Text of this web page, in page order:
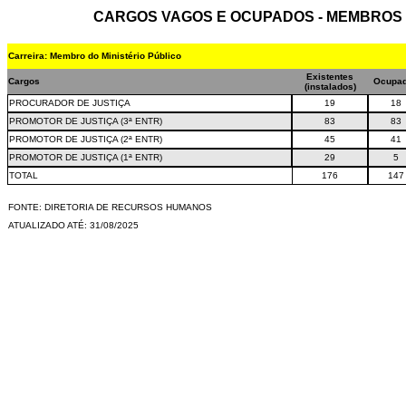
CARGOS VAGOS E OCUPADOS - MEMBROS
Carreira: Membro do Ministério Público
Cargos
Existentes
(instalados)
PROCURADOR DE JUSTIÇA 19 18
PROMOTOR DE JUSTIÇA (3ª ENTR)
83 83
PROMOTOR DE JUSTIÇA (2ª ENTR)
45 41
PROMOTOR DE JUSTIÇA (1ª ENTR)
29 5
TOTAL
176 147
FONTE: DIRETORIA DE RECURSOS HUMANOS
ATUALIZADO ATÉ: 31/08/2025